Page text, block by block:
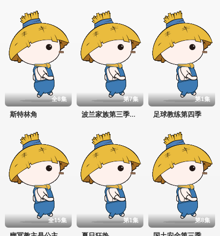
全8集
斯特林角
第7集
波兰家族第三季1670
第1集
足球教练第四季
全15集 第1集 第8集